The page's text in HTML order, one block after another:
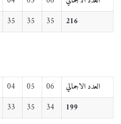
35 35 35 216
04 05 06
العدد الاجمالي
33 35 34 199